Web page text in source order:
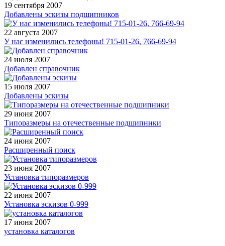
19 сентября 2007
Добавлены эскизы подшипников
22 августа 2007
У нас изменились телефоны! 715-01-26, 766-69-94
24 июля 2007
Добавлен справочник
15 июля 2007
Добавлены эскизы
29 июня 2007
Типоразмеры на отечественные подшипники
24 июня 2007
Расширенный поиск
23 июня 2007
Установка типоразмеров
22 июня 2007
Установка эскизов 0-999
17 июня 2007
установка каталогов